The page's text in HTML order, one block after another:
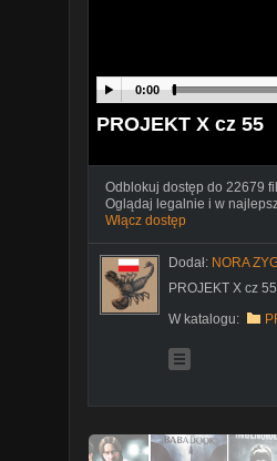
0:00
PROJEKT X cz 55
Odblokuj dostęp do 22679
Oglądaj legalnie i w
Włącz dostęp
Dodał: NORA
PROJEKT X cz 55
W katalogu: